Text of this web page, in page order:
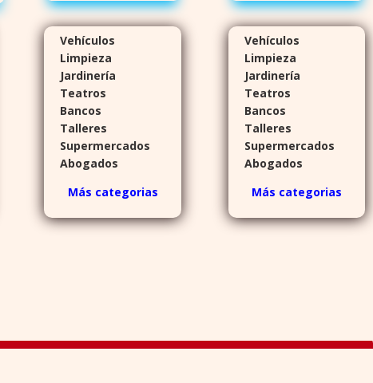
Vehículos
Limpieza
Jardinería
Teatros
Bancos
Talleres
Supermercados
Abogados
Más categorias
Vehículos
Limpieza
Jardinería
Teatros
Bancos
Talleres
Supermercados
Abogados
Más categorias